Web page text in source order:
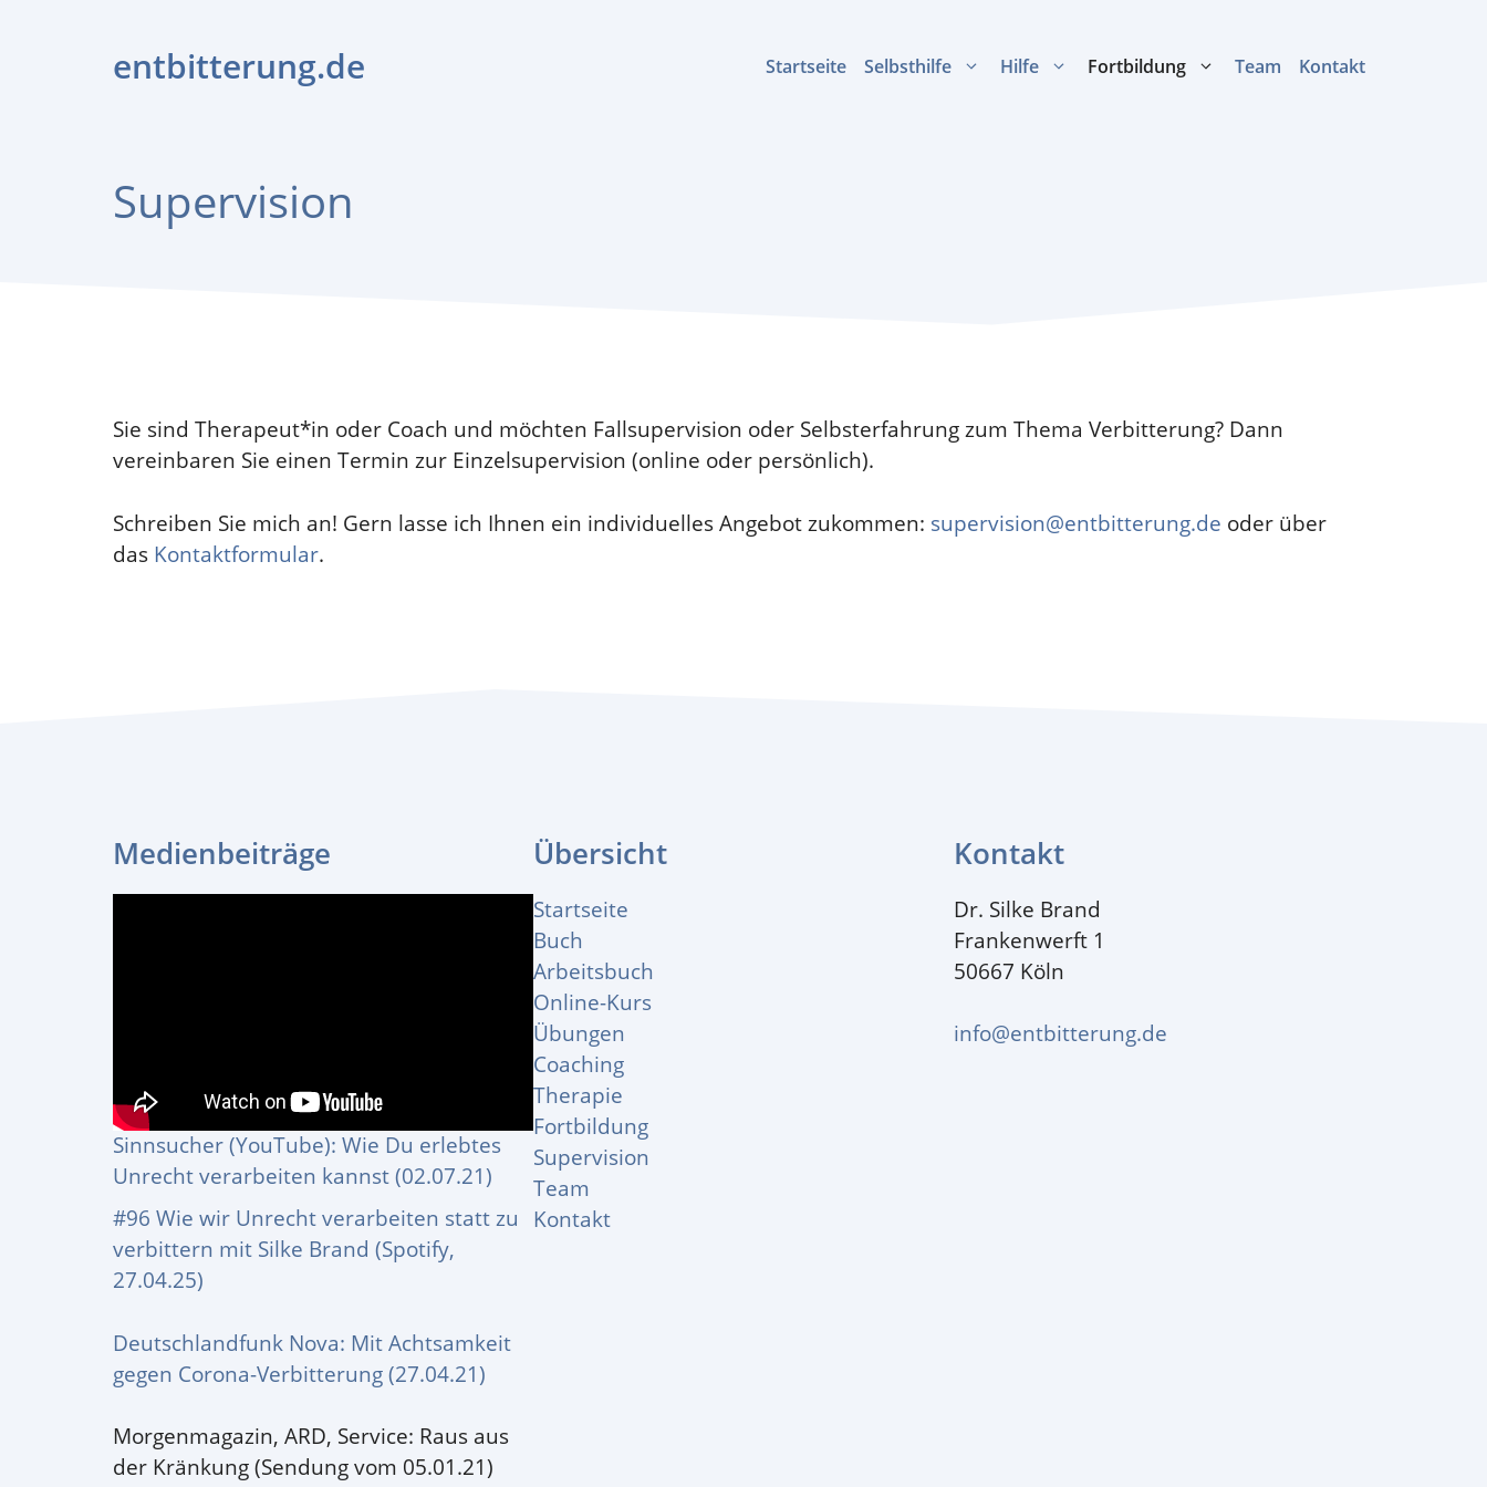
entbitterung.de Startseite Selbsthilfe Hilfe Fortbildung Team Kontakt
Supervision
Sie sind Therapeut*in oder Coach und möchten Fallsupervision oder Selbsterfahrung zum Thema Verbitterung? Dann
vereinbaren Sie einen Termin zur Einzelsupervision (online oder persönlich).
Schreiben Sie mich an! Gern lasse ich Ihnen ein individuelles Angebot zukommen: supervision@entbitterung.de oder über
das Kontaktformular.
Medienbeiträge
Sinnsucher (YouTube): Wie Du erlebtes
Unrecht verarbeiten kannst (02.07.21)
#96 Wie wir Unrecht verarbeiten statt zu
verbittern mit Silke Brand (Spotify,
27.04.25)
Deutschlandfunk Nova: Mit Achtsamkeit
gegen Corona-Verbitterung (27.04.21)
Morgenmagazin, ARD, Service: Raus aus
der Kränkung (Sendung vom 05.01.21)
Übersicht
Startseite
Buch
Arbeitsbuch
Online-Kurs
Übungen
Coaching
Therapie
Fortbildung
Supervision
Team
Kontakt
Kontakt
Dr. Silke Brand
Frankenwerft 1
50667 Köln
info@entbitterung.de